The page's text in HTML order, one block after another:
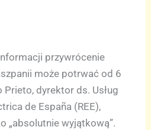
przywrócenie
może potrwać od 6
dyrektor ds. Usług
de España (REE),
„absolutnie wyjątkową”.